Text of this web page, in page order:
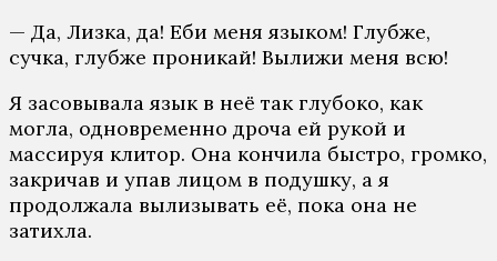
— Да, Лизка, да! Еби меня языком! Глубже,
сучка, глубже проникай! Вылижи меня всю!
Я засовывала язык в неё так глубоко, как
могла, одновременно дроча ей рукой и
массируя клитор. Она кончила быстро, громко,
закричав и упав лицом в подушку, а я
продолжала вылизывать её, пока она не
затихла.